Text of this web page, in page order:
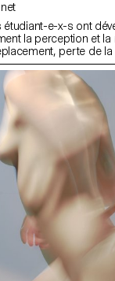
étudiant-e-x-s ont
la perception et
perte de